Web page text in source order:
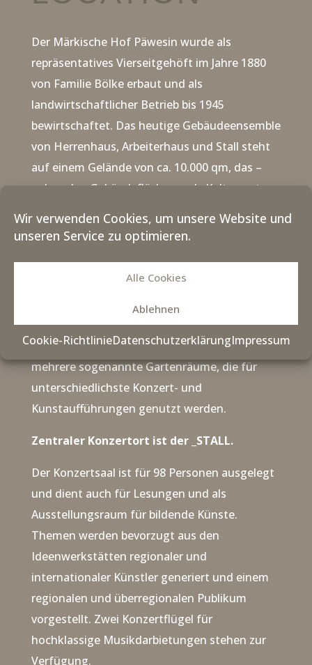
Wir verwenden Cookies, um unsere Website und
unseren Service zu optimieren.
Alle Cookies
Ablehnen
Cookie-RichtlinieDatenschutzerklärungImpressum
Der Märkische Hof Päwesin wurde als
repräsentatives Vierseitgehöft im Jahre 1880
von Familie Bölke erbaut und als
landwirtschaftlicher Betrieb bis 1945
bewirtschaftet. Das heutige Gebäudeensemble
von Herrenhaus, Arbeiterhaus und Stall steht
auf einem Gelände von ca. 10.000 qm, das –
neben den Gebäudeflächen – als Kulturgarten
am sogenannten Streng, einem
Der Garten wurde im Jahr 2003 als
Veranstaltungen entwickelt.
Hierzu entstanden auf dem Gartengelände
mehrere sogenannte Gartenräume, die für
unterschiedlichste Konzert- und
Kunstaufführungen genutzt werden.
Zentraler Konzertort ist der _STALL.
Der Konzertsaal ist für 98 Personen ausgelegt
und dient auch für Lesungen und als
Ausstellungsraum für bildende Künste.
Themen werden bevorzugt aus den
Ideenwerkstätten regionaler und
internationaler Künstler generiert und einem
regionalen und überregionalen Publikum
vorgestellt. Zwei Konzertflügel für
hochklassige Musikdarbietungen stehen zur
Verfügung.